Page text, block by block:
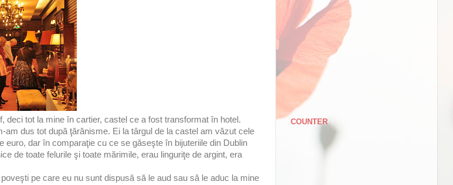
deci tot la mine în cartier, castel ce a fost transformat în hotel.
dus tot după ţărănisme. Ei la târgul de la castel am văzut cele
euro, dar în comparaţie cu ce se găseşte în bijuteriile din Dublin
de toate felurile şi toate mărimile, erau linguriţe de argint, era
pe care eu nu sunt dispusă să le aud sau să le aduc la mine
COUNTER